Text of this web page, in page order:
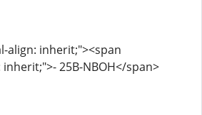
align: inherit;"><span
25B-NBOH</span>